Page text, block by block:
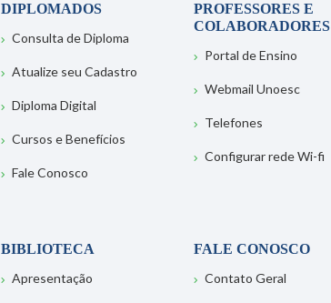
DIPLOMADOS
Consulta de Diploma
Atualize seu Cadastro
Diploma Digital
Cursos e Benefícios
Fale Conosco
PROFESSORES E
COLABORADORES
Portal de Ensino
Webmail Unoesc
Telefones
Configurar rede Wi-fi
BIBLIOTECA
Apresentação
FALE CONOSCO
Contato Geral